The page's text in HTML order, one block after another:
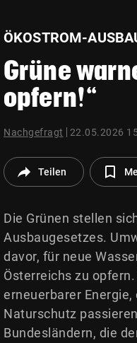
ÖKOSTROM-
Grüne
opfern!“
Nachgefragt 22.05.2026
Teilen
Die Grünen stellen
Ausbaugesetzes.
davor, für neue
Österreichs zu
erneuerbarer
Naturschutz
Bundesländern, die